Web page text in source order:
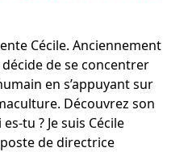
Cécile. Anciennement
de se concentrer
en s’appuyant sur
Découvrez son
tu ? Je suis Cécile
poste de directrice